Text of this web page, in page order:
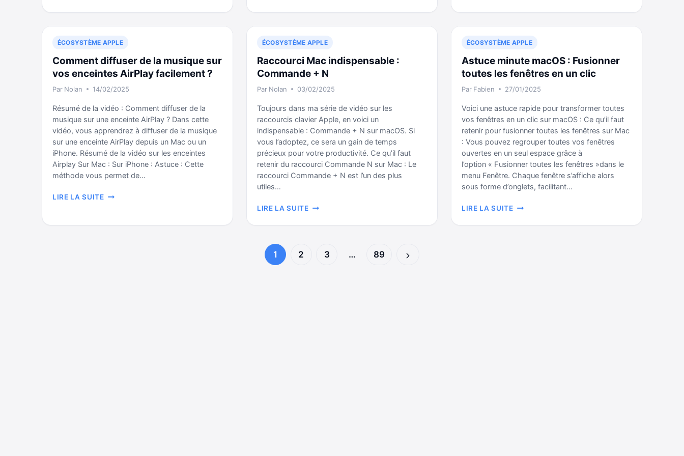
DE
NOUVEAUTÉS
TAHOE
SON
SITE
DE
MUSICIEN·E
EN
2025
?
ÉCOSYSTÈME APPLE
Comment diffuser de la musique sur
vos enceintes AirPlay facilement ?
Par Nolan 14/02/2025
Résumé de la vidéo : Comment diffuser de la
musique sur une enceinte AirPlay ? Dans cette
vidéo, vous apprendrez à diffuser de la musique
sur une enceinte AirPlay depuis un Mac ou un
iPhone. Résumé de la vidéo sur les enceintes
Airplay Sur Mac : Sur iPhone : Astuce : Cette
méthode vous permet de…
LIRE LA SUITECOMMENT
LA
ÉCOSYSTÈME APPLE
Raccourci Mac indispensable :
Commande + N
Par Nolan 03/02/2025
Toujours dans ma série de vidéo sur les
raccourcis clavier Apple, en voici un
indispensable : Commande + N sur macOS. Si
vous l’adoptez, ce sera un gain de temps
précieux pour votre productivité. Ce qu’il faut
retenir du raccourci Commande N sur Mac : Le
raccourci Commande + N est l’un des plus
utiles…
LIRE LA SUITERACCOURCI
INDISPENSABLE
ÉCOSYSTÈME APPLE
Astuce minute macOS : Fusionner
toutes les fenêtres en un clic
Par Fabien 27/01/2025
Voici une astuce rapide pour transformer toutes
vos fenêtres en un clic sur macOS : Ce qu’il faut
retenir pour fusionner toutes les fenêtres sur Mac
: Vous pouvez regrouper toutes vos fenêtres
ouvertes en un seul espace grâce à
l’option « Fusionner toutes les fenêtres »dans le
menu Fenêtre. Chaque fenêtre s’affiche alors
sous forme d’onglets, facilitant…
LIRE LA SUITEASTUCE
MACOS
1 2 3 …
89